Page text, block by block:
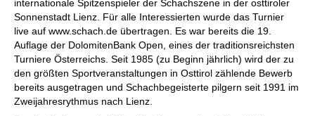
internationale Spitzenspieler der Schachszene in der osttiroler
Sonnenstadt Lienz. Für alle Interessierten wurde das Turnier
live auf www.schach.de übertragen. Es war bereits die 19.
Auflage der DolomitenBank Open, eines der traditionsreichsten
Turniere Österreichs. Seit 1985 (zu Beginn jährlich) wird der zu
den größten Sportveranstaltungen in Osttirol zählende Bewerb
bereits ausgetragen und Schachbegeisterte pilgern seit 1991 im
Zweijahresrythmus nach Lienz.